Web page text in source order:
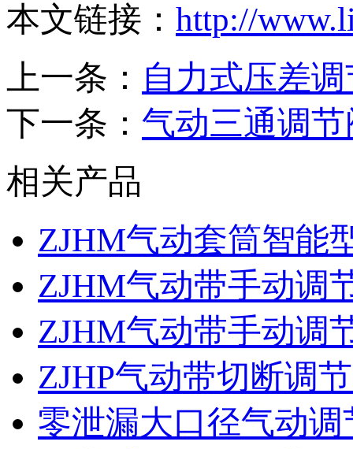
本文链接： http://
上一条： 自力式压差
下一条： 气动三通调
相关产品
ZJHM气动套筒智能
ZJHM气动带手动调
ZJHM气动带手动调
ZJHP气动带切断调
零泄漏大口径气动调